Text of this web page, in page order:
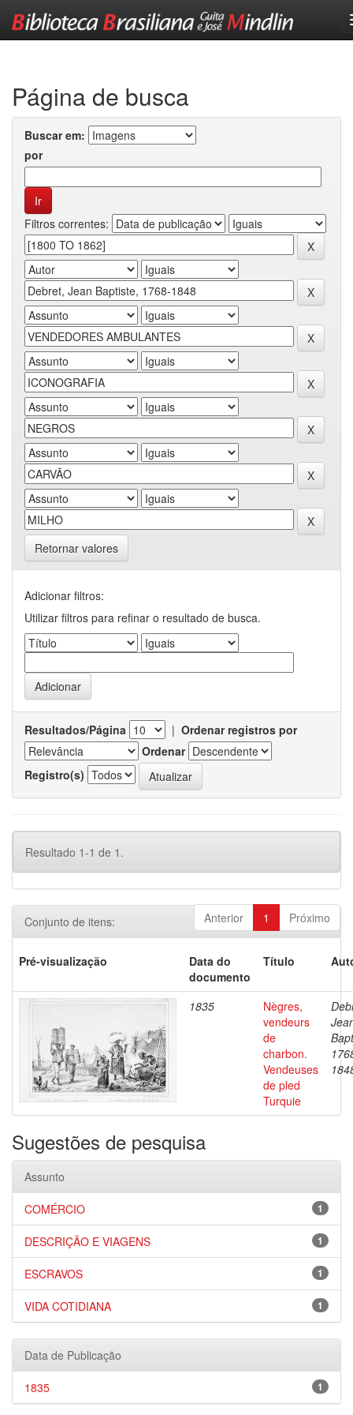
Página de busca
Buscar em:
por
Filtros correntes:
Retornar valores
Adicionar filtros:
Utilizar filtros para refinar o resultado de busca.
Resultados/Página | Ordenar registros por
Ordenar
Registro(s)
Resultado 1-1 de 1.
Anterior 1 Próximo
Conjunto de itens:
Pré-visualização
Data do
documento
Título
1835
Nègres,
vendeurs
de
charbon.
Vendeuses
de pled
Turquie
Sugestões de pesquisa
Assunto
1
COMÉRCIO
1
DESCRIÇÃO E VIAGENS
1
ESCRAVOS
1
VIDA COTIDIANA
Data de Publicação
1
1835